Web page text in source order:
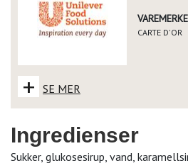
CARTE D'OR
+ SE MER
Ingredienser
Sukker, glukosesirup, vand,